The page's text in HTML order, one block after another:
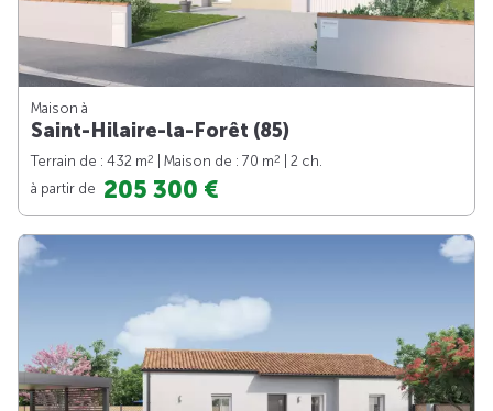
Maison à
Saint-Hilaire-la-Forêt (85)
Terrain de : 432 m2 | Maison de : 70 m2
| 2 ch.
à partir de 205 300 €